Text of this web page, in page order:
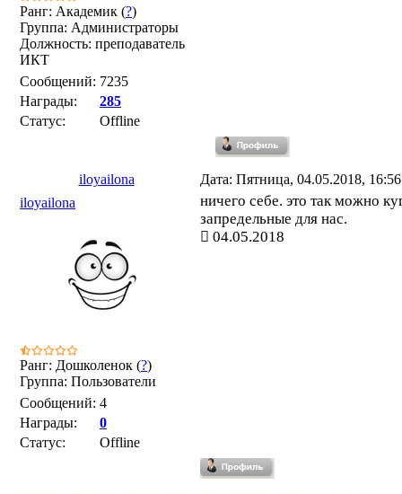
Ранг: Академик (?)
Группа: Администраторы
Должность: преподаватель
ИКТ
Сообщений: 7235
Награды:
285
Статус:
Offline
iloyailona
Дата: Пятница, 04.05.2018,
iloyailona
Ранг: Дошколенок (?)
Группа: Пользователи
Сообщений: 4
Награды:
0
Статус:
Offline
ничего себе. это так можно
запредельные для нас.
04.05.2018